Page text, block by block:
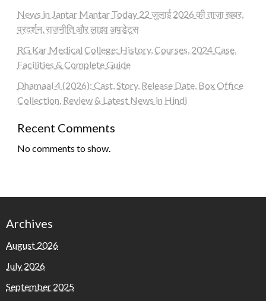
News in Jantar Mantar Today 22 जुलाई 2026 की ताज़ा खबर,
प्रदर्शन, राजनीति और लाइव अपडेट्स
RG Kar Medical College: History, Courses, 2024 Case,
Facilities & Complete Guide
Dhamaal 4 (2026): Cast, Story, Release Date, Box Office
Collection, Review & Latest News in Hindi
Recent Comments
No comments to show.
Archives
August 2026
July 2026
September 2025